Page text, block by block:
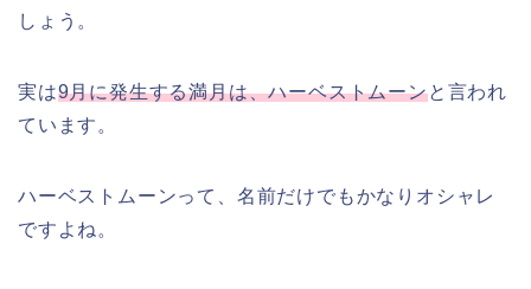
しょう。
実は9月に発生する満月は、ハーベストムーンと言われ
ています。
ハーベストムーンって、名前だけでもかなりオシャレ
ですよね。